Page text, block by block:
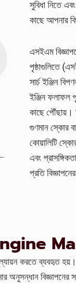
সুবিধা নিতে
কাছে আপনার
এসইএম
পৃষ্ঠাগুলিতে
সার্চ ইঞ্জিন
ইঞ্জিন ফলাফল
কাছে পৌঁছায়।
গুণমান স্কোর
কোয়ালিটি
এবং
প্রতি
করতে ব্যবহৃত হয়।
বিজ্ঞাপনের